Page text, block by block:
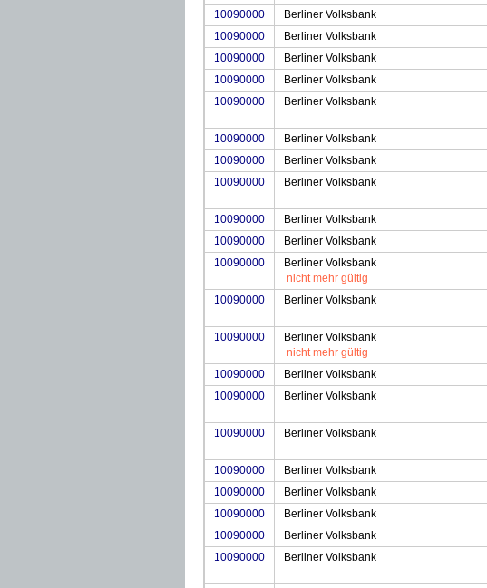
10090000
Berliner Volksbank
10090000
Berliner Volksbank
10090000
Berliner Volksbank
10090000
Berliner Volksbank
10090000
Berliner Volksbank
10090000
Berliner Volksbank
10090000
Berliner Volksbank
10090000
Berliner Volksbank
10090000
Berliner Volksbank
10090000
Berliner Volksbank
10090000
Berliner Volksbank
nicht mehr gültig
10090000 Berliner Volksbank
10090000
Berliner Volksbank
nicht mehr gültig
10090000 Berliner Volksbank
10090000
Berliner Volksbank
10090000
Berliner Volksbank
10090000
Berliner Volksbank
10090000
Berliner Volksbank
10090000
Berliner Volksbank
10090000
Berliner Volksbank
10090000
Berliner Volksbank